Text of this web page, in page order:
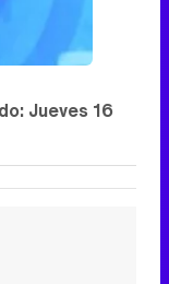
Jueves 16